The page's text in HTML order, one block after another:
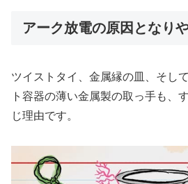
アーク放電の原因となり
ツイストタイ、金属縁の皿、そし
ト容器の薄い金属製の取っ手も、
じ理由です。